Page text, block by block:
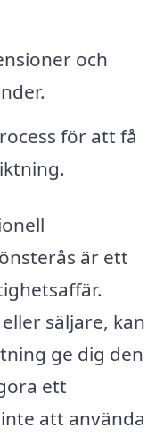
och
för att få
är ett
säljare, kan
ge dig den
ett
att använda